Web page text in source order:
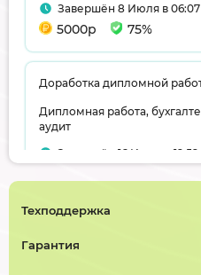
Завершён 8 Июля в 06:07
5000р 75%
Доработка дипломной
Дипломная работа,
аудит
Завершён 16 Июня в 19:59
Техподдержка
Гарантия